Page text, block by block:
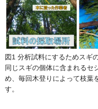
図1 分析試料にするためスギ
同じスギの個体に含まれるセ
め、毎回木登りによって枝葉
す。